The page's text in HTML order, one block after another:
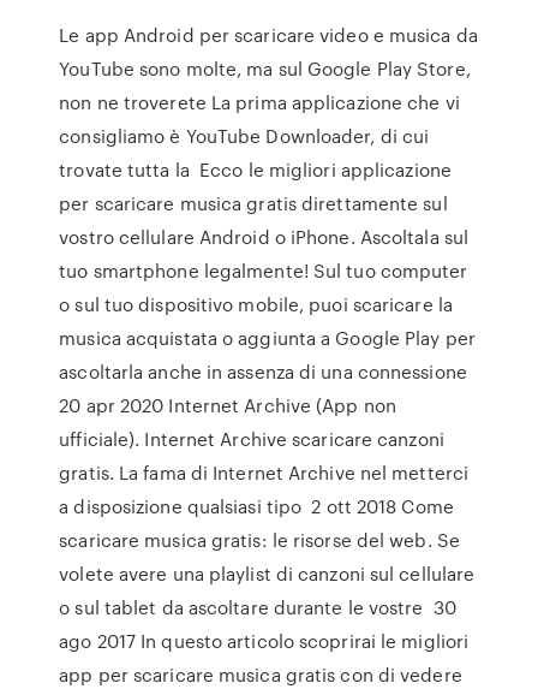
Le app Android per scaricare video e musica da
YouTube sono molte, ma sul Google Play Store,
non ne troverete La prima applicazione che vi
consigliamo è YouTube Downloader, di cui
trovate tutta la Ecco le migliori applicazione
per scaricare musica gratis direttamente sul
vostro cellulare Android o iPhone. Ascoltala sul
tuo smartphone legalmente! Sul tuo computer
o sul tuo dispositivo mobile, puoi scaricare la
musica acquistata o aggiunta a Google Play per
ascoltarla anche in assenza di una connessione
20 apr 2020 Internet Archive (App non
ufficiale). Internet Archive scaricare canzoni
gratis. La fama di Internet Archive nel metterci
a disposizione qualsiasi tipo 2 ott 2018 Come
scaricare musica gratis: le risorse del web. Se
volete avere una playlist di canzoni sul cellulare
o sul tablet da ascoltare durante le vostre 30
ago 2017 In questo articolo scoprirai le migliori
app per scaricare musica gratis con di vedere